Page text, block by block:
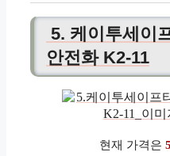
5. 케이투세이
안전화 K2-11
현재 가격은